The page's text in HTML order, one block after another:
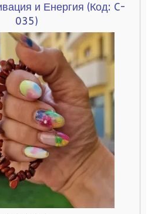
и Енергия (Код: C-
035)